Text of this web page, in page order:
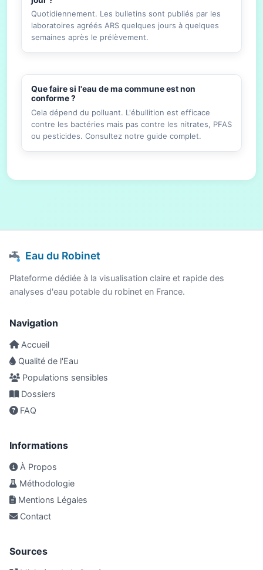
Quotidiennement. Les bulletins sont publiés par les
laboratoires agréés ARS quelques jours à quelques
semaines après le prélèvement.
Que faire si l'eau de ma commune est non
conforme ?
Cela dépend du polluant. L'ébullition est efficace
contre les bactéries mais pas contre les nitrates, PFAS
ou pesticides. Consultez notre guide complet.
Eau du Robinet
Plateforme dédiée à la visualisation claire et rapide des
analyses d'eau potable du robinet en France.
Navigation
Accueil
Qualité de l'Eau
Populations sensibles
Dossiers
FAQ
Informations
À Propos
Méthodologie
Mentions Légales
Contact
Sources